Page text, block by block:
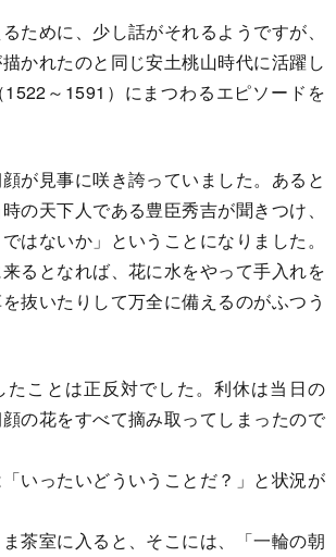
ために、少し話がそれるようですが、
描かれたのと同じ安土桃山時代に活躍し
～1591）にまつわるエピソードを
が見事に咲き誇っていました。あると
の天下人である豊臣秀吉が聞きつけ、
はないか」ということになりました。
るとなれば、花に水をやって手入れを
抜いたりして万全に備えるのがふつう
たことは正反対でした。利休は当日の
の花をすべて摘み取ってしまったので
いったいどういうことだ？」と状況が
茶室に入ると、そこには、「一輪の朝